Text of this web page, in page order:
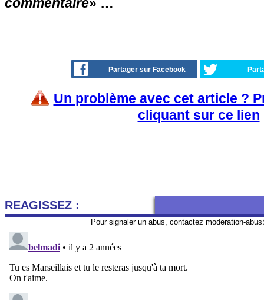
Partager sur Facebook
Un problème avec cet article ?
cliquant sur ce lien
REAGISSEZ :
Pour signaler un abus, contactez moderation-